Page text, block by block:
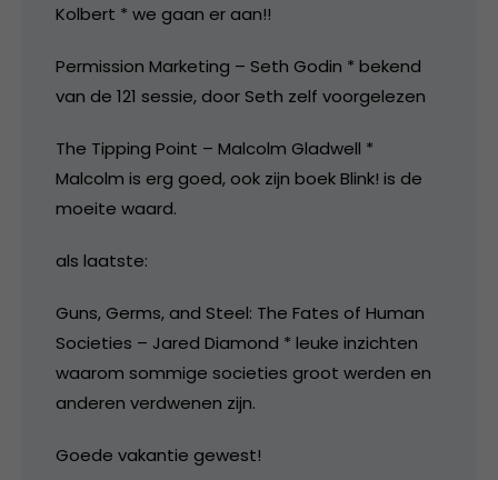
Kolbert * we gaan er aan!!
Permission Marketing – Seth Godin * bekend
van de 121 sessie, door Seth zelf voorgelezen
The Tipping Point – Malcolm Gladwell *
Malcolm is erg goed, ook zijn boek Blink! is de
moeite waard.
als laatste:
Guns, Germs, and Steel: The Fates of Human
Societies – Jared Diamond * leuke inzichten
waarom sommige societies groot werden en
anderen verdwenen zijn.
Goede vakantie gewest!